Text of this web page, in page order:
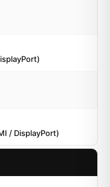
/ DisplayPort)